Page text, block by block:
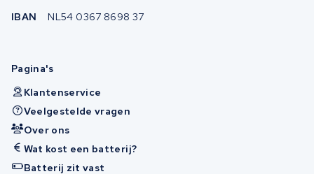
IBAN
NL54 0367 8698 37
Pagina's
Klantenservice
Veelgestelde vragen
Over ons
Wat kost een batterij?
Batterij zit vast